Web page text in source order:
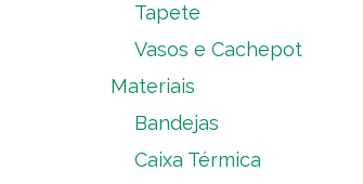
Tapete
Vasos e Cachepot
Materiais
Bandejas
Caixa Térmica